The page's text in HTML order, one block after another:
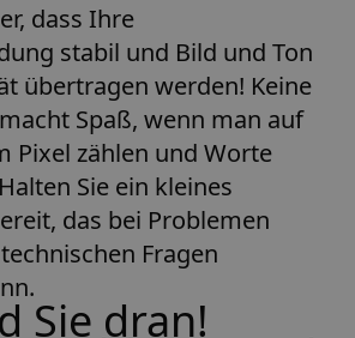
dass Ihre
stabil und Bild und Ton
übertragen werden! Keine
Spaß, wenn man auf
Pixel zählen und Worte
Sie ein kleines
das bei Problemen
Fragen
Sie dran!